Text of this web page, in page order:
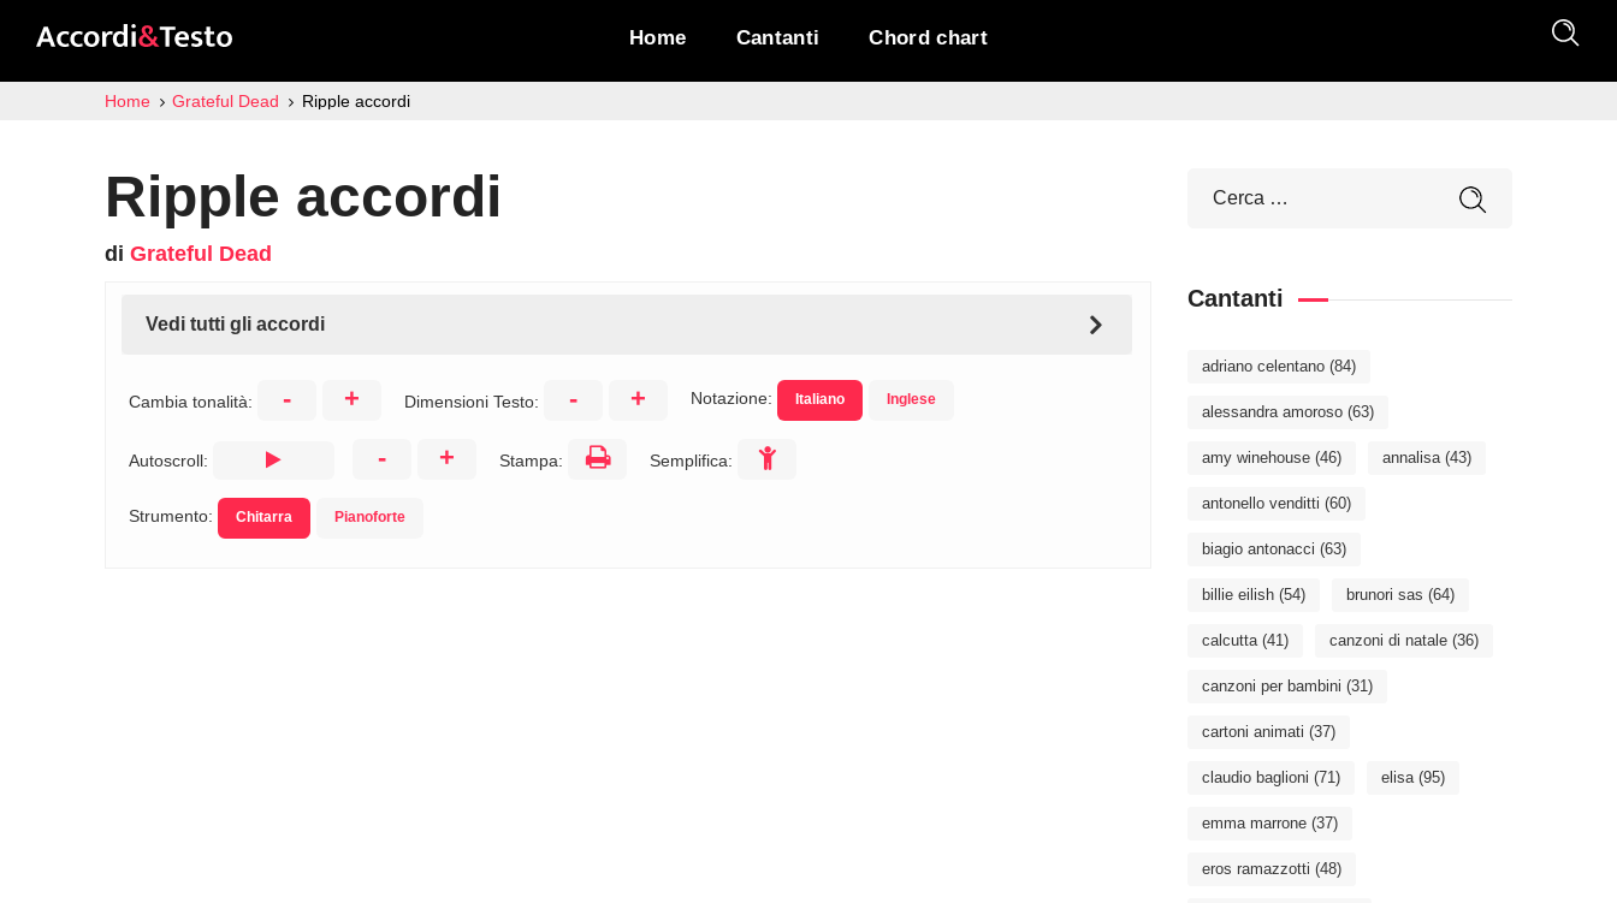
Home Cantanti Chord chart
Home Grateful Dead Ripple accordi
Ripple accordi
di Grateful Dead
Vedi tutti gli accordi
Cambia tonalità: - + Dimensioni Testo: - + Notazione: Italiano Inglese
Autoscroll: - + Stampa: Semplifica:
Strumento: Chitarra Pianoforte
Cantanti
adriano celentano (84)
alessandra amoroso (63)
amy winehouse (46) annalisa(43)
antonello venditti (60)
biagio antonacci (63)
billie eilish (54) brunori sas (64)
calcutta(41) canzoni di natale (36)
canzoni per bambini (31)
cartoni animati (37)
claudio baglioni (71) elisa(95)
emma marrone (37)
eros ramazzotti (48)